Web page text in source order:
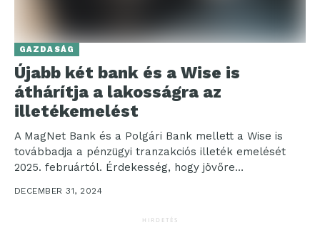
GAZDASÁG
Újabb két bank és a Wise is
áthárítja a lakosságra az
illetékemelést
A MagNet Bank és a Polgári Bank mellett a Wise is
továbbadja a pénzügyi tranzakciós illeték emelését
2025. februártól. Érdekesség, hogy jövőre
DECEMBER 31, 2024
HIRDETÉS